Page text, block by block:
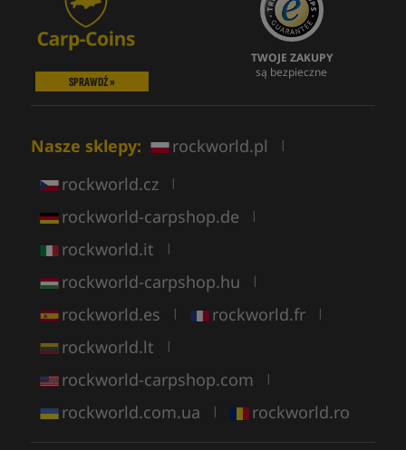
SPRAWDŹ »
TWOJE ZAKUPY
są bezpieczne
Nasze sklepy: rockworld.pl |
rockworld.cz |
rockworld-carpshop.de |
rockworld.it |
rockworld-carpshop.hu |
rockworld.es | rockworld.fr |
rockworld.lt |
rockworld-carpshop.com |
rockworld.com.ua | rockworld.ro